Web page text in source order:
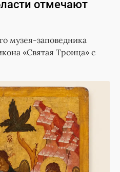
отмечают
музея-заповедника
«Святая Троица» с